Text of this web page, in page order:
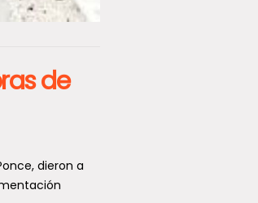
de
dieron a